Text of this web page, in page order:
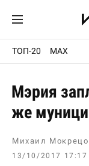
ТОП-20 MAX
Мэрия
же
Михаил
13/10/2017 17:17